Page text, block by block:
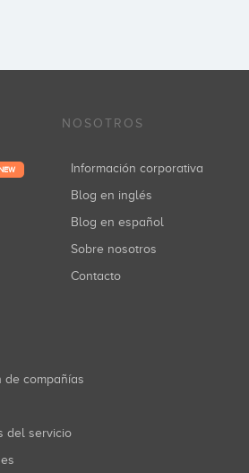
NOSOTROS
Información corporativa
Blog en inglés
Blog en español
Sobre nosotros
Contacto
de compañías
del servicio